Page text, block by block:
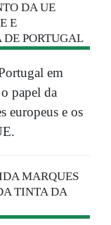
DA UE
E
DE PORTUGAL
em
papel da
europeus e os
MARQUES
TINTA DA